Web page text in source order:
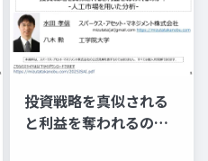
投資戦略を真似される
と利益を奪われるの